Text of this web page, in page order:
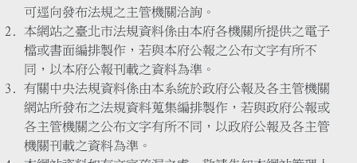
可逕向發布法規之主管機關洽詢。
本網站之臺北市法規資料係由本府各機關所提供之電子
檔或書面編排製作，若與本府公報之公布文字有所不
同，以本府公報刊載之資料為準。
有關中央法規資料係由本系統於政府公報及各主管機關
網站所發布之法規資料蒐集編排製作，若與政府公報或
各主管機關之公布文字有所不同，以政府公報及各主管
機關刊載之資料為準。